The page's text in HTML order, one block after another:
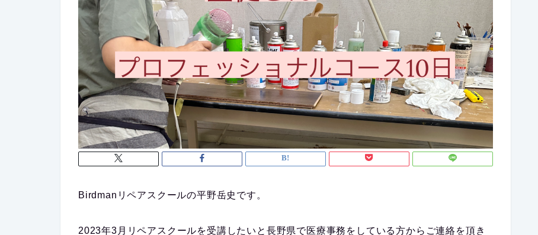
Birdmanリペアスクールの平野岳史です。
2023年3月リペアスクールを受講したいと長野県で医療事務をしている方からご連絡を頂き